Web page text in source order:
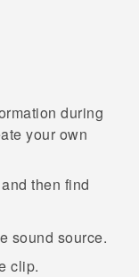
during
your own
then find
sound source.
clip.